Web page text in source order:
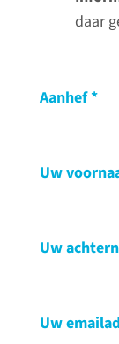
daar
Aanhef
Uw
Uw
Uw